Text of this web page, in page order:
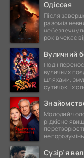
Одіссея
Після
разом із
небезпечну
років чекає
Вуличний
Події
вуличних
шляхами,
сутичок. Їх
Молодий
рідкісне
Сузір’я